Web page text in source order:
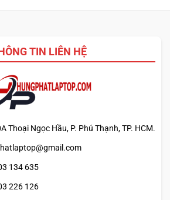
TIN LIÊN HỆ
Thoại Ngọc Hầu, P. Phú Thạnh, TP. HCM.
134 635
226 126